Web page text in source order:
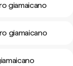
giamaicano
giamaicano